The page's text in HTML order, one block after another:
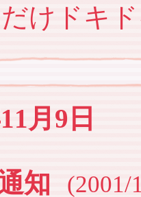
けドキ
月9日
知 (2001/